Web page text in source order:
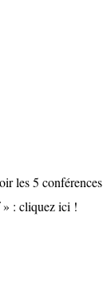
les 5 conférences
» : cliquez ici !